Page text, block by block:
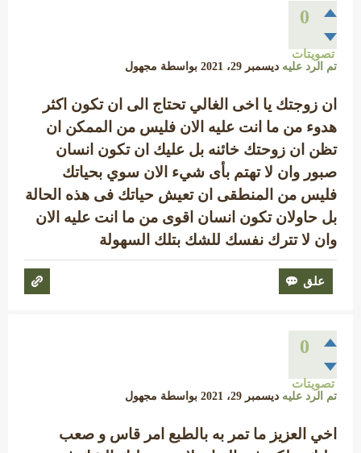
0
تصويتات
تم الرد عليه ديسمبر 29، 2021 بواسطة مجهول
ان زوجتك يا اخى الغالي تحتاج الى ان تكون اكثر
هدوء من ما انت عليه الان فليس من الممكن ان
تظن ان زوحتك خائنه بل عليك ان تكون انسان
صبور وان لا تهتم بأى شيء الان سوي بحياتك
فليس من المنطقى ان تعيش حياتك فى هذه الحالة
بل حاولان تكون انسان اقوى من ما انت عليه الان
وان لا تترك نفسك للشك بتلك السهولة
0
تصويتات
تم الرد عليه ديسمبر 29، 2021 بواسطة مجهول
اخي العزيز ما تمر به بالطبع امر قاس و صعب